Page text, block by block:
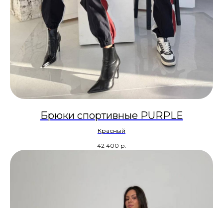
Брюки спортивные PURPLE
Красный
42 400 р.